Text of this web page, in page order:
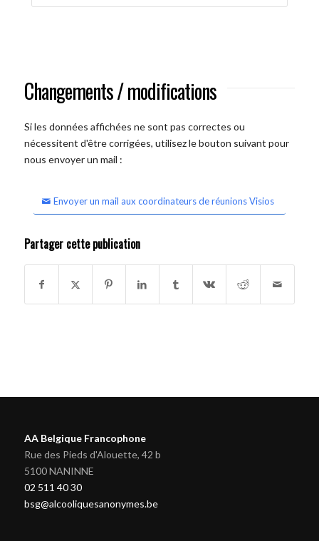
Changements / modifications
Si les données affichées ne sont pas correctes ou
nécessitent d'être corrigées, utilisez le bouton suivant pour
nous envoyer un mail :
Envoyer un mail aux coordinateurs de réunions Visios
Partager cette publication
AA Belgique Francophone
Rue des Pieds d'Alouette, 42 b
5100 NANINNE
02 511 40 30
bsg@alcooliquesanonymes.be